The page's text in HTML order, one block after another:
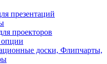
презентаций
проекторов
доски, Флипчарты,